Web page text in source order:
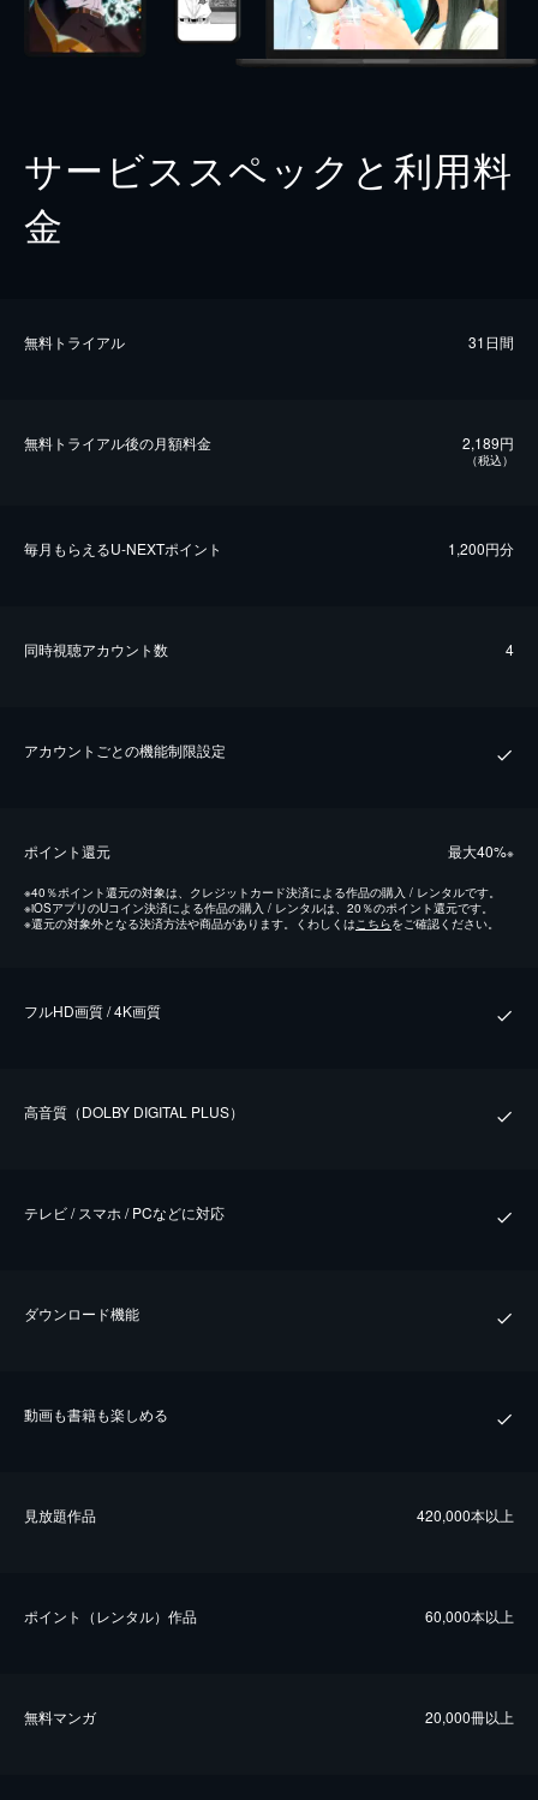
サービススペックと利用料
金
無料トライアル 31日間
無料トライアル後の⽉額料金 2,189円
（税込）
毎⽉もらえるU-NEXTポイント 1,200円分
同時視聴アカウント数 4
アカウントごとの機能制限設定
ポイント還元 最⼤40%※
※40％ポイント還元の対象は、クレジットカード決済による作品の購入 / レンタルです。
※iOSアプリのUコイン決済による作品の購入 / レンタルは、20％のポイント還元です。
※還元の対象外となる決済方法や商品があります。くわしくは こちらをご確認ください。
フルHD画質 / 4K画質
⾼⾳質（DOLBY DIGITAL PLUS）
テレビ / スマホ / PCなどに対応
ダウンロード機能
動画も書籍も楽しめる
⾒放題作品 420,000本以上
ポイント（レンタル）作品 60,000本以上
無料マンガ 20,000冊以上